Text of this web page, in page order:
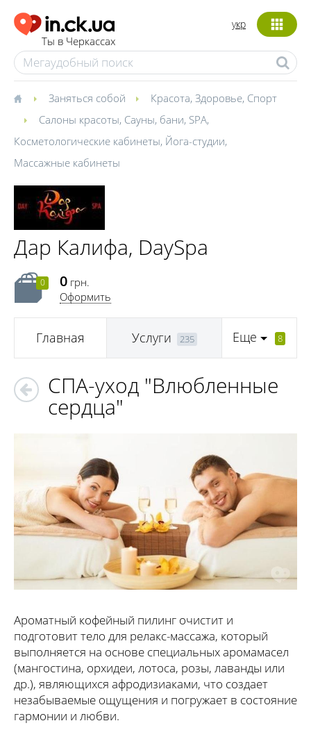
Ты в Черкассах
укр
Заняться собой Красота, Здоровье, Спорт
Салоны красоты, Сауны, бани, SPA,
Косметологические кабинеты, Йога-студии,
Массажные кабинеты
Дар Калифа, DaySpa
0 0 грн.
Оформить
Главная Услуги 235 Еще 8
СПА-уход "Влюбленные
сердца"
Ароматный кофейный пилинг очистит и
подготовит тело для релакс-массажа, который
выполняется на основе специальных аромамасел
(мангостина, орхидеи, лотоса, розы, лаванды или
др.), являющихся афродизиаками, что создает
незабываемые ощущения и погружает в состояние
гармонии и любви.